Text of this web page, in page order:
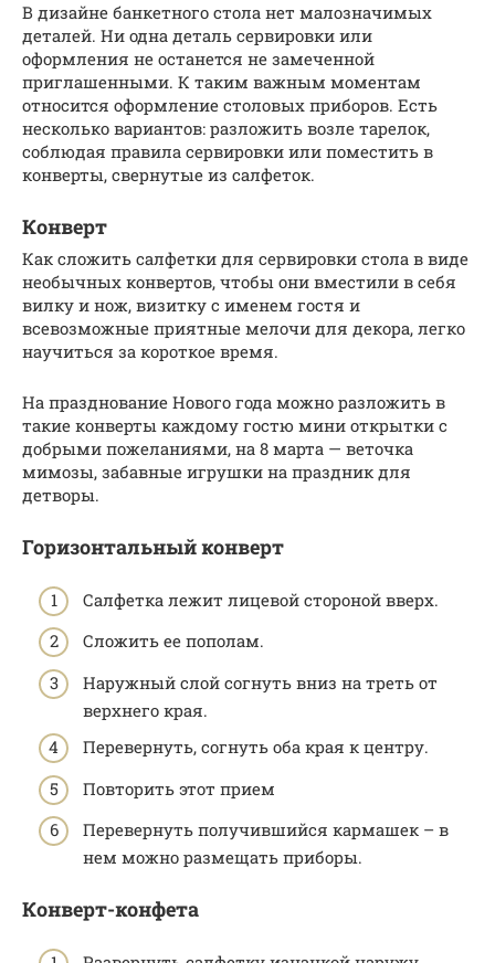
В дизайне банкетного стола нет малозначимых
деталей. Ни одна деталь сервировки или
оформления не останется не замеченной
приглашенными. К таким важным моментам
относится оформление столовых приборов. Есть
несколько вариантов: разложить возле тарелок,
соблюдая правила сервировки или поместить в
конверты, свернутые из салфеток.
Конверт
Как сложить салфетки для сервировки стола в виде
необычных конвертов, чтобы они вместили в себя
вилку и нож, визитку с именем гостя и
всевозможные приятные мелочи для декора, легко
научиться за короткое время.
На празднование Нового года можно разложить в
такие конверты каждому гостю мини открытки с
добрыми пожеланиями, на 8 марта — веточка
мимозы, забавные игрушки на праздник для
детворы.
Горизонтальный конверт
Салфетка лежит лицевой стороной вверх.
Сложить ее пополам.
Наружный слой согнуть вниз на треть от
верхнего края.
Перевернуть, согнуть оба края к центру.
Повторить этот прием
Перевернуть получившийся кармашек – в
нем можно размещать приборы.
Конверт-конфета